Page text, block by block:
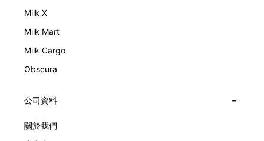
Milk X
Milk Mart
Milk Cargo
Obscura
公司資料
關於我們